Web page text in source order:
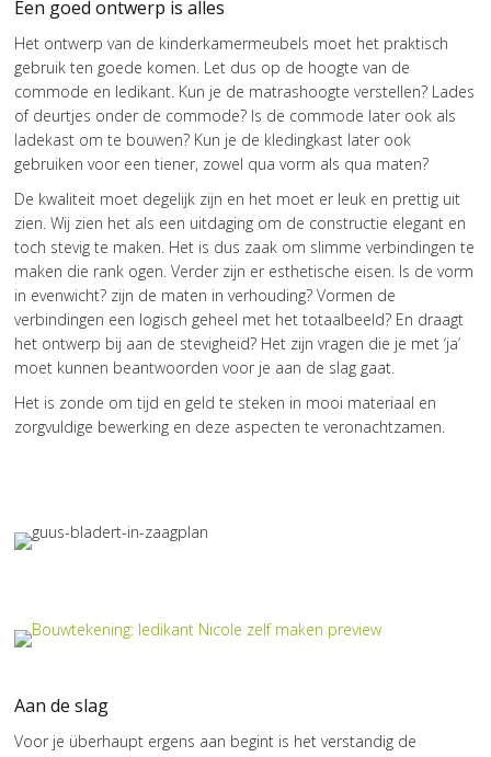
Een goed ontwerp is alles
Het ontwerp van de kinderkamermeubels moet het praktisch
gebruik ten goede komen. Let dus op de hoogte van de
commode en ledikant. Kun je de matrashoogte verstellen? Lades
of deurtjes onder de commode? Is de commode later ook als
ladekast om te bouwen? Kun je de kledingkast later ook
gebruiken voor een tiener, zowel qua vorm als qua maten?
De kwaliteit moet degelijk zijn en het moet er leuk en prettig uit
zien. Wij zien het als een uitdaging om de constructie elegant en
toch stevig te maken. Het is dus zaak om slimme verbindingen te
maken die rank ogen. Verder zijn er esthetische eisen. Is de vorm
in evenwicht? zijn de maten in verhouding? Vormen de
verbindingen een logisch geheel met het totaalbeeld? En draagt
het ontwerp bij aan de stevigheid? Het zijn vragen die je met ‘ja’
moet kunnen beantwoorden voor je aan de slag gaat.
Het is zonde om tijd en geld te steken in mooi materiaal en
zorgvuldige bewerking en deze aspecten te veronachtzamen.
Aan de slag
Voor je überhaupt ergens aan begint is het verstandig de